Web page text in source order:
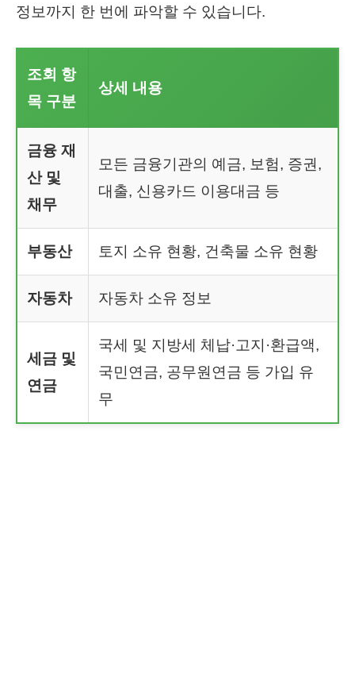
정보까지 한 번에 파악할 수 있습니다.
조회 항
목 구분
상세 내용
금융 재
산 및
채무
모든 금융기관의 예금, 보험, 증권,
대출, 신용카드 이용대금 등
부동산 토지 소유 현황, 건축물 소유 현황
자동차 자동차 소유 정보
세금 및
연금
국세 및 지방세 체납·고지·환급액,
국민연금, 공무원연금 등 가입 유
무